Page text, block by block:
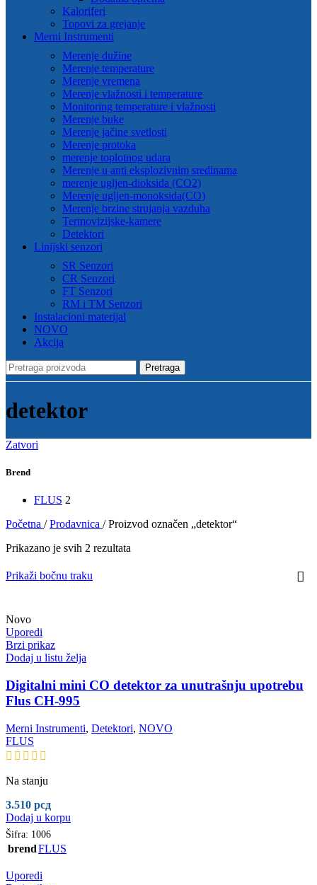
Kaloriferi
Topovi za grejanje
Merni Instrumenti
Merenje dužine
Merenje temperature
Merenje vremena
Merenje vlažnosti i temperature
Monitoring temperature i vlažnosti
Merenje buke
Merenje jačine svetlosti
Merenje protoka
merenje toplotnog udara
Merenje u anti eksplozivnim sredinama
merenje ugljen-dioksida (CO2)
Merenje ugljen-monoksida(CO)
Merenje brzine strujanja vazduha
Termovizijske-kamere
Detektori
Linijski senzori
SR Senzori
CR Senzori
FT Senzori
RM i TM Senzori
Instalacioni materijal
NOVO
Akcija
Pretraga
detektor
Zatvori
Brend
FLUS 2
Početna / Prodavnica / Proizvod označen „detektor“
Prikazano je svih 2 rezultata
Prikaži bočnu traku
Novo
Uporedi
Brzi prikaz
Dodaj u listu želja
Digitalni mini CO detektor za unutrašnju upotrebu
Flus CH-995
Merni Instrumenti, Detektori, NOVO
FLUS
Na stanju
3.510 рсд
Dodaj u korpu
Šifra: 1006
brendFLUS
Uporedi